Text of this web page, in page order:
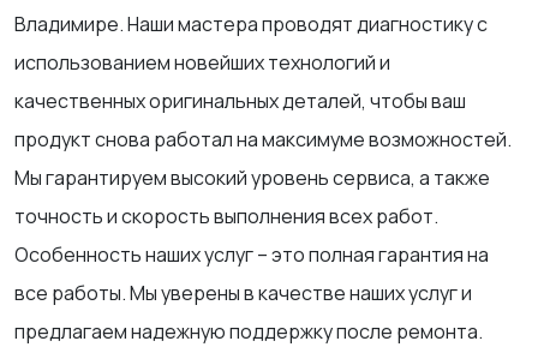
Владимире. Наши мастера проводят диагностику с
использованием новейших технологий и
качественных оригинальных деталей, чтобы ваш
продукт снова работал на максимуме возможностей.
Мы гарантируем высокий уровень сервиса, а также
точность и скорость выполнения всех работ.
Особенность наших услуг – это полная гарантия на
все работы. Мы уверены в качестве наших услуг и
предлагаем надежную поддержку после ремонта.